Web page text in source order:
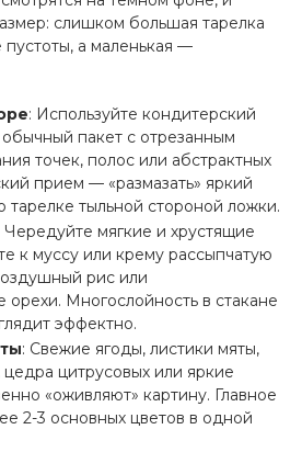
слишком большая тарелка
пустоты, а маленькая —
: Используйте кондитерский
пакет с отрезанным
точек, полос или абстрактных
прием — «размазать» яркий
тарелке тыльной стороной ложки.
Чередуйте мягкие и хрустящие
к муссу или крему рассыпчатую
рис или
орехи. Многослойность в стакане
эффектно.
: Свежие ягоды, листики мяты,
цитрусовых или яркие
«оживляют» картину. Главное
2-3 основных цветов в одной